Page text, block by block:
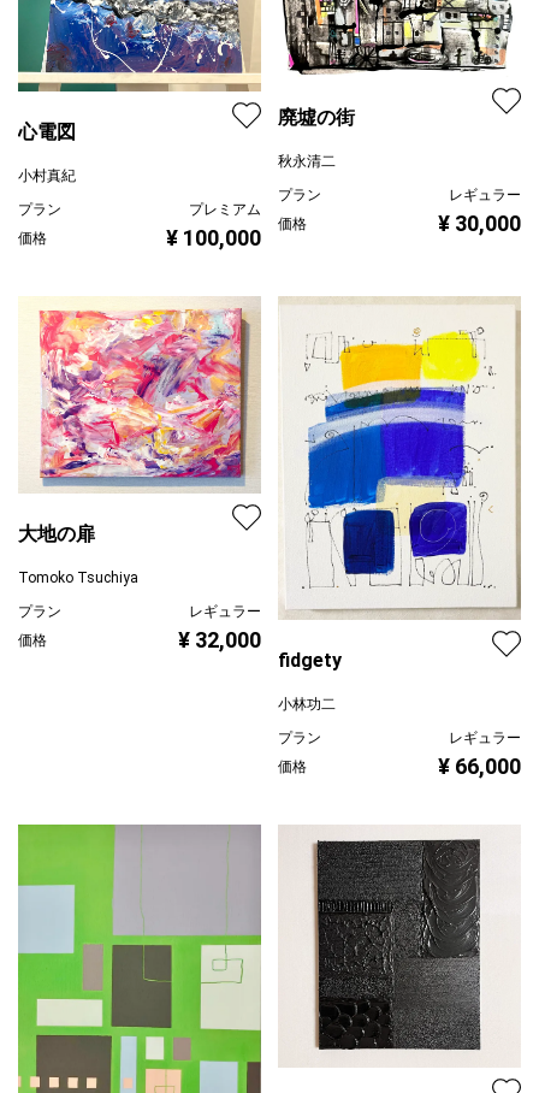
心電図
小村真紀
プラン
プレミアム
価格
¥ 100,000
廃墟の街
秋永清二
プラン
レギュラー
価格
¥ 30,000
大地の扉
Tomoko Tsuchiya
プラン
レギュラー
価格
¥ 32,000
fidgety
小林功二
プラン
レギュラー
価格
¥ 66,000